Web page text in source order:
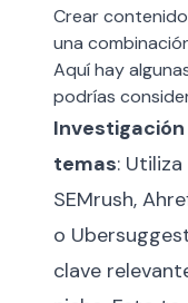
Crear
una
Aquí hay
podrías
Investigación
temas:
SEMrush,
o
clave